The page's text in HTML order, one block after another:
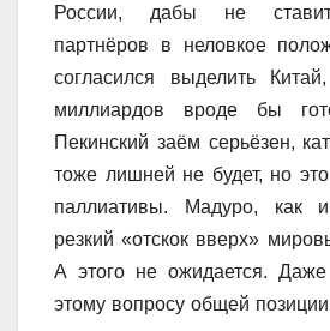
России, дабы не
партнёров в неловкое
согласился выделить
миллиардов вроде бы
Пекинский заём серьёзен,
тоже лишней не будет, но
паллиативы. Мадуро, как
резкий «отскок вверх»
А этого не ожидается.
этому вопросу общей